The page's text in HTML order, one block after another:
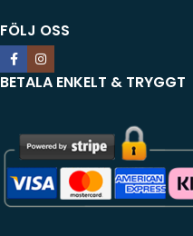
FÖLJ OSS
BETALA ENKELT & TRYGGT